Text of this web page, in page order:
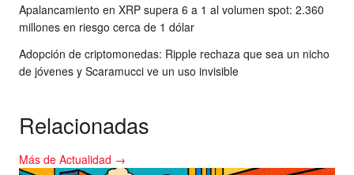
Apalancamiento en XRP supera 6 a 1 al volumen spot: 2.360
millones en riesgo cerca de 1 dólar
Adopción de criptomonedas: Ripple rechaza que sea un nicho
de jóvenes y Scaramucci ve un uso invisible
Relacionadas
Más de Actualidad →